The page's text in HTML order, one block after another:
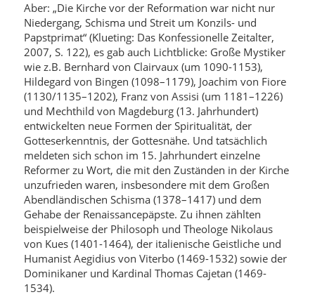
Aber: „Die Kirche vor der Reformation war nicht nur
Niedergang, Schisma und Streit um Konzils- und
Papstprimat“ (Klueting: Das Konfessionelle Zeitalter,
2007, S. 122), es gab auch Lichtblicke: Große Mystiker
wie z.B. Bernhard von Clairvaux (um 1090-1153),
Hildegard von Bingen (1098–1179), Joachim von Fiore
(1130/1135–1202), Franz von Assisi (um 1181–1226)
und Mechthild von Magdeburg (13. Jahrhundert)
entwickelten neue Formen der Spiritualität, der
Gotteserkenntnis, der Gottesnähe. Und tatsächlich
meldeten sich schon im 15. Jahrhundert einzelne
Reformer zu Wort, die mit den Zuständen in der Kirche
unzufrieden waren, insbesondere mit dem Großen
Abendländischen Schisma (1378–1417) und dem
Gehabe der Renaissancepäpste. Zu ihnen zählten
beispielweise der Philosoph und Theologe Nikolaus
von Kues (1401-1464), der italienische Geistliche und
Humanist Aegidius von Viterbo (1469-1532) sowie der
Dominikaner und Kardinal Thomas Cajetan (1469-
1534).